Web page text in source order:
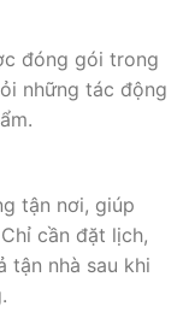
đóng gói trong
những tác động
tận nơi, giúp
cần đặt lịch,
tận nhà sau khi